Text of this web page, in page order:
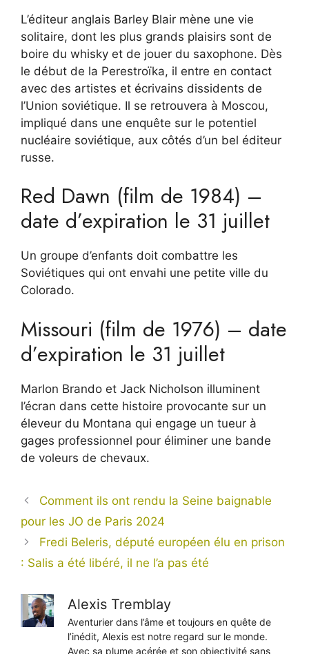
L’éditeur anglais Barley Blair mène une vie
solitaire, dont les plus grands plaisirs sont de
boire du whisky et de jouer du saxophone. Dès
le début de la Perestroïka, il entre en contact
avec des artistes et écrivains dissidents de
l’Union soviétique. Il se retrouvera à Moscou,
impliqué dans une enquête sur le potentiel
nucléaire soviétique, aux côtés d’un bel éditeur
russe.
Red Dawn (film de 1984) –
date d’expiration le 31 juillet
Un groupe d’enfants doit combattre les
Soviétiques qui ont envahi une petite ville du
Colorado.
Missouri (film de 1976) – date
d’expiration le 31 juillet
Marlon Brando et Jack Nicholson illuminent
l’écran dans cette histoire provocante sur un
éleveur du Montana qui engage un tueur à
gages professionnel pour éliminer une bande
de voleurs de chevaux.
Comment ils ont rendu la Seine baignable
pour les JO de Paris 2024
Fredi Beleris, député européen élu en prison
: Salis a été libéré, il ne l’a pas été
Alexis Tremblay
Aventurier dans l’âme et toujours en quête de
l’inédit, Alexis est notre regard sur le monde.
Avec sa plume acérée et son objectivité sans